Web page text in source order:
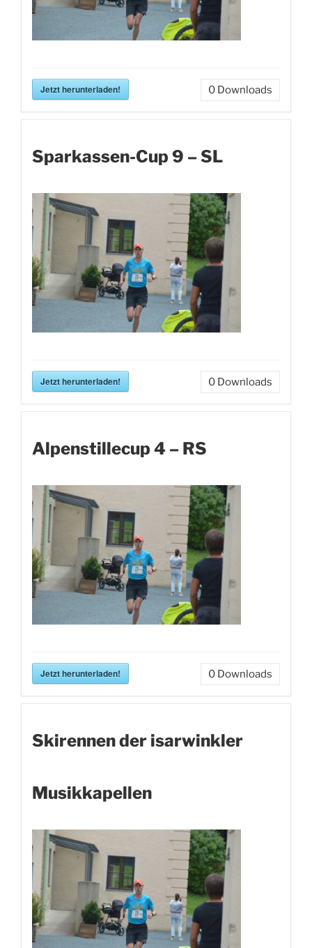
Jetzt herunterladen! 0 Downloads
Sparkassen-Cup 9 – SL
Jetzt herunterladen! 0 Downloads
Alpenstillecup 4 – RS
Jetzt herunterladen! 0 Downloads
Skirennen der isarwinkler
Musikkapellen